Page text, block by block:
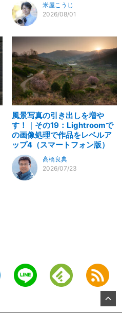
米屋こうじ
2026/08/01
風景写真の引き出しを増や
す！｜その19：Lightroomで
の画像処理で作品をレベルア
ップ4（スマートフォン版）
高橋良典
2026/07/23